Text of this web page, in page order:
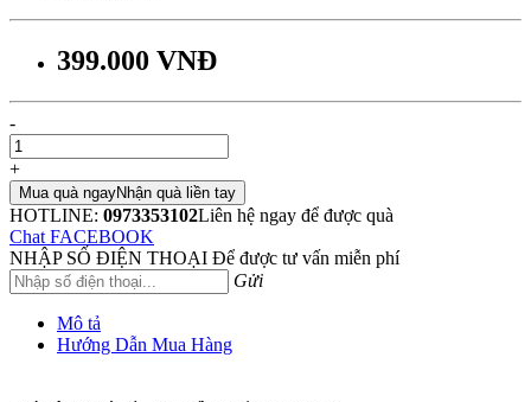
399.000 VNĐ
-
+
Mua quà ngayNhận quà liền tay
HOTLINE: 0973353102Liên hệ ngay để được quà
Chat FACEBOOK
NHẬP SỐ ĐIỆN THOẠI Để được tư vấn miễn phí
Gửi
Mô tả
Hướng Dẫn Mua Hàng